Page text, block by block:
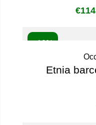
€
- 10%
Etnia